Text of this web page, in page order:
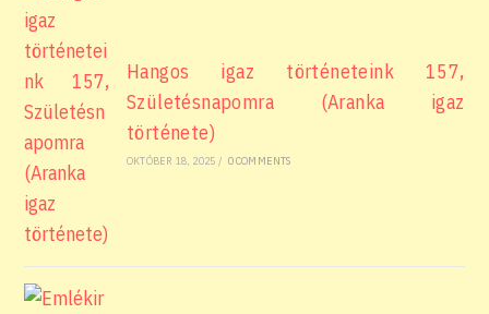
Hangos igaz történeteink 157,
Születésnapomra (Aranka igaz
története)
OKTÓBER 18, 2025 / 0 COMMENTS